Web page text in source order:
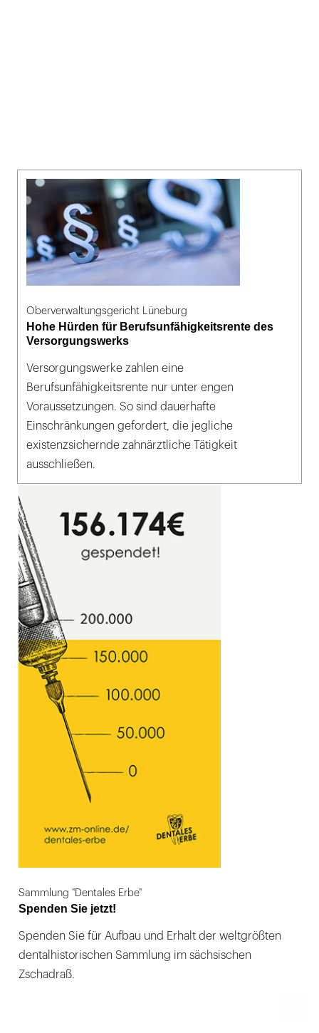
Oberverwaltungsgericht Lüneburg
Hohe Hürden für Berufsunfähigkeitsrente des
Versorgungswerks
Versorgungswerke zahlen eine
Berufsunfähigkeitsrente nur unter engen
Voraussetzungen. So sind dauerhafte
Einschränkungen gefordert, die jegliche
existenzsichernde zahnärztliche Tätigkeit
ausschließen.
Sammlung "Dentales Erbe"
Spenden Sie jetzt!
Spenden Sie für Aufbau und Erhalt der weltgrößten
dentalhistorischen Sammlung im sächsischen
Zschadraß.